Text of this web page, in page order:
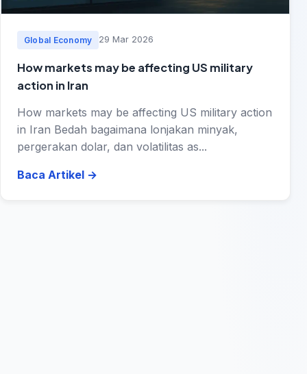
Global Economy 29 Mar 2026
How markets may be affecting US military
action in Iran
How markets may be affecting US military action
in Iran Bedah bagaimana lonjakan minyak,
pergerakan dolar, dan volatilitas as...
Baca Artikel →